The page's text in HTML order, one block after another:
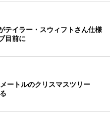
テイラー・スウィフトさん仕様
目前に
ートルのクリスマスツリー